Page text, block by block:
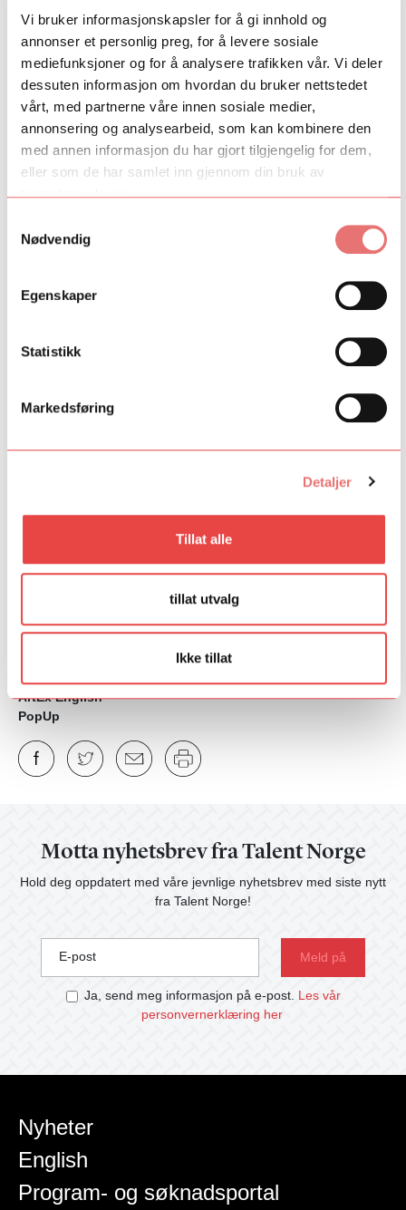
Vi bruker informasjonskapsler for å gi innhold og
annonser et personlig preg, for å levere sosiale
mediefunksjoner og for å analysere trafikken vår. Vi deler
dessuten informasjon om hvordan du bruker nettstedet
vårt, med partnerne våre innen sosiale medier,
annonsering og analysearbeid, som kan kombinere den
med annen informasjon du har gjort tilgjengelig for dem,
eller som de har samlet inn gjennom din bruk av
tjenestene deres.
Nødvendig
Egenskaper
Statistikk
Markedsføring
Detaljer
Tillat alle
tillat utvalg
Ikke tillat
Finansieringspartnere:
SpareBank 1 Nord-Norge Samfunnsløftet
Foto: Mads Suhr Pettersen
Sjanger
Område
Sápmi / Nord-Norge
2025
2025 - 2026
Finansiering
Private bidragsytere
3 500 000
Film og spill
Visuell kunst
Regionalt
ArtEx English
PopUp
Motta nyhetsbrev fra Talent Norge
Hold deg oppdatert med våre jevnlige nyhetsbrev med siste nytt
fra Talent Norge!
E-post
Ja, send meg informasjon på e-post. Les vår
personvernerklæring her
Nyheter
English
Program- og søknadsportal